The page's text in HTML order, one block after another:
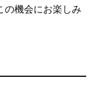
の機会にお楽しみ